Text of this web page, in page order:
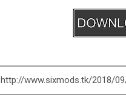
http://www.sixmods.tk/2018/